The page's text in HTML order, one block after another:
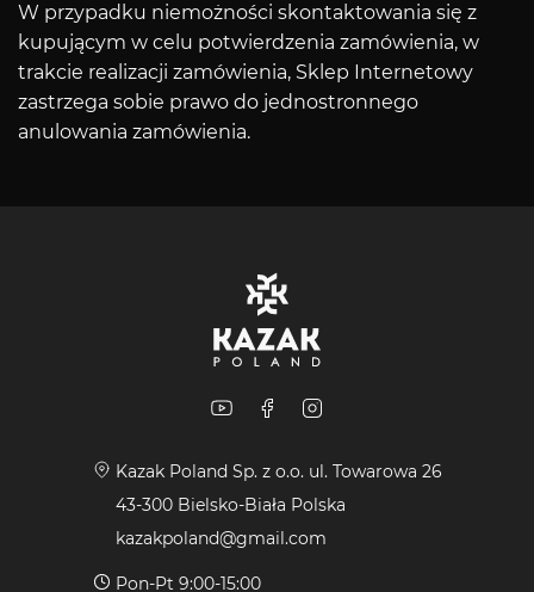
W przypadku niemożności skontaktowania się z
kupującym w celu potwierdzenia zamówienia, w
trakcie realizacji zamówienia, Sklep Internetowy
zastrzega sobie prawo do jednostronnego
anulowania zamówienia.
Kazak Poland Sp. z o.o. ul. Towarowa 26
43-300 Bielsko-Biała Polska
kazakpoland@gmail.com
Pon-Pt 9:00-15:00